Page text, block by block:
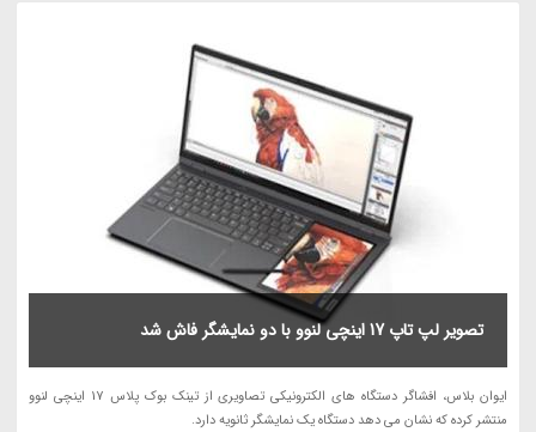
تصویر لپ تاپ 17 اینچی لنوو با دو نمایشگر فاش شد
ایوان بلاس، افشاگر دستگاه های الکترونیکی تصاویری از تینک بوک پلاس 17 اینچی لنوو
منتشر کرده که نشان می دهد دستگاه یک نمایشگر ثانویه دارد.